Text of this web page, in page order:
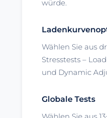
würde.
Wählen Sie aus
Stresstests –
und Dynamic
Globale Tests
Wählen Sie aus